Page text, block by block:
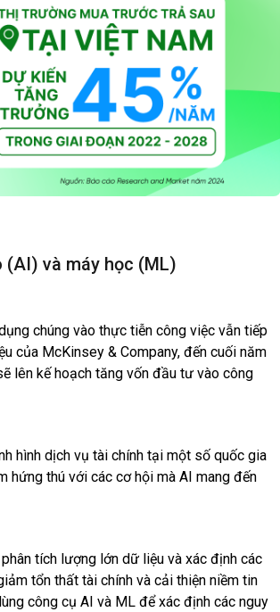
(AI) và máy học (ML)
chúng vào thực tiễn công việc vẫn tiếp
của McKinsey & Company, đến cuối năm
lên kế hoạch tăng vốn đầu tư vào công
hình dịch vụ tài chính tại một số quốc gia
hứng thú với các cơ hội mà AI mang đến
tích lượng lớn dữ liệu và xác định các
tổn thất tài chính và cải thiện niềm tin
công cụ AI và ML để xác định các nguy